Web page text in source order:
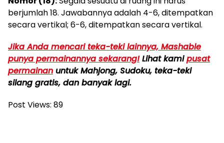
berjumlah 18. Jawabannya adalah 4-6, ditempatkan
secara vertikal; 6-6, ditempatkan secara vertikal.
Jika Anda mencari teka-teki lainnya, Mashable
punya permainannya sekarang!Lihat kamipusat
permainan untuk Mahjong, Sudoku, teka-teki
silang gratis, dan banyak lagi.
Post Views: 89